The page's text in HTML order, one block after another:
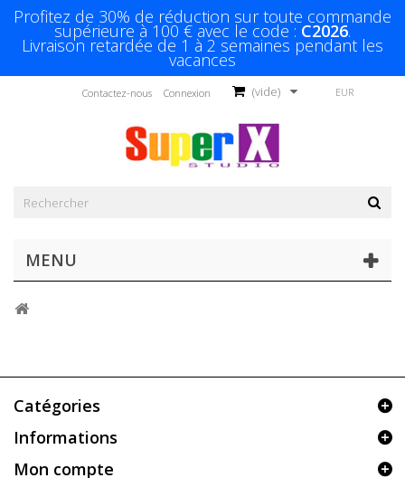
Profitez de 30% de réduction sur toute commande
supérieure à 100 € avec le code : C2026.
Livraison retardée de 1 à 2 semaines pendant les
vacances
EUR
(vide)
Connexion
Contactez-nous
MENU
Catégories
Informations
Mon compte